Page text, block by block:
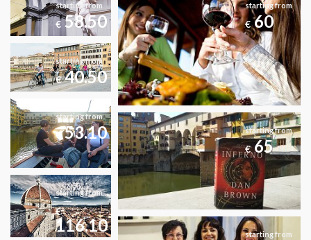
starting from
€58.50
starting from
€60
starting from
€40.50
starting from
€53.10 starting from
€65
starting from
€
116.10 starting from